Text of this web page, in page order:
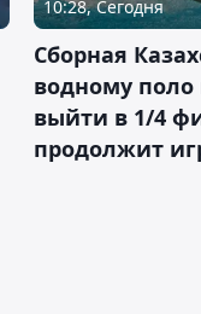
10:28, Сегодня
Сборная
водному поло
выйти в 1/4
продолжит